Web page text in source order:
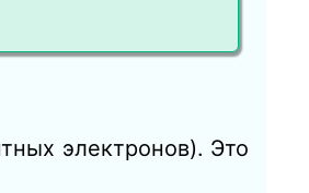
электронов). Это